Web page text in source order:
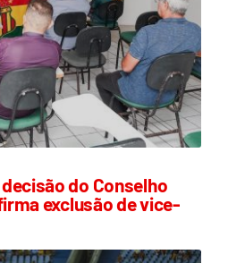
do Conselho
exclusão de vice-